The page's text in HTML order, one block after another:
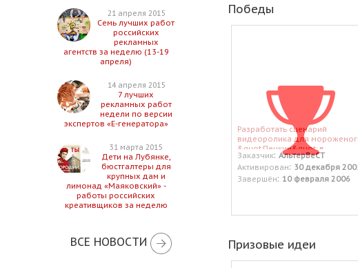
21 апреля 2015
Семь лучших работ
российских
рекламных
агентств за неделю (13-19
апреля)
14 апреля 2015
7 лучших
рекламных работ
недели по версии
экспертов «Е-генератора»
31 марта 2015
Дети на Лубянке,
бюстгалтеры для
крупных дам и
лимонад «Маяковский» -
работы российских
креативщиков за неделю
ВСЕ НОВОСТИ
Победы
Разработать сценарий
видеоролика для
&quot;Печкин&quot; в
вафельном рожке.
Заказчик: АльтерВеСТ
Активирован: 30 декабря
Завершён: 10 февраля 2006
Призовые идеи